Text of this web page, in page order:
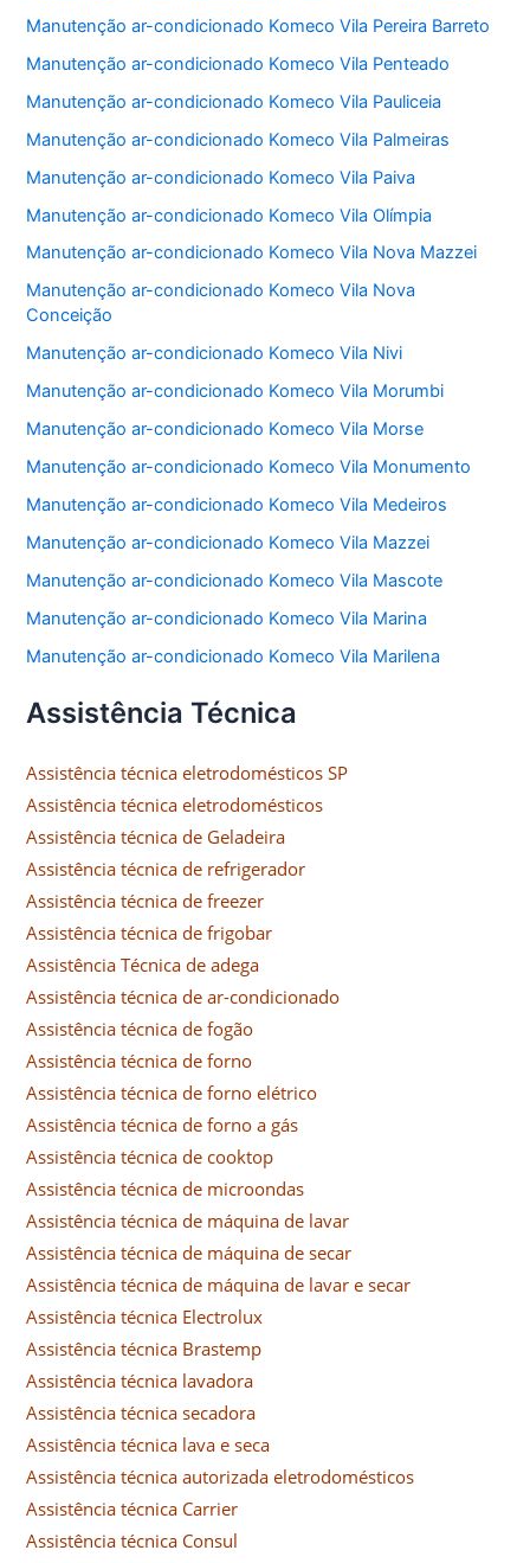
Manutenção ar-condicionado Komeco Vila Pereira Barreto
Manutenção ar-condicionado Komeco Vila Penteado
Manutenção ar-condicionado Komeco Vila Pauliceia
Manutenção ar-condicionado Komeco Vila Palmeiras
Manutenção ar-condicionado Komeco Vila Paiva
Manutenção ar-condicionado Komeco Vila Olímpia
Manutenção ar-condicionado Komeco Vila Nova Mazzei
Manutenção ar-condicionado Komeco Vila Nova
Conceição
Manutenção ar-condicionado Komeco Vila Nivi
Manutenção ar-condicionado Komeco Vila Morumbi
Manutenção ar-condicionado Komeco Vila Morse
Manutenção ar-condicionado Komeco Vila Monumento
Manutenção ar-condicionado Komeco Vila Medeiros
Manutenção ar-condicionado Komeco Vila Mazzei
Manutenção ar-condicionado Komeco Vila Mascote
Manutenção ar-condicionado Komeco Vila Marina
Manutenção ar-condicionado Komeco Vila Marilena
Assistência Técnica
Assistência técnica eletrodomésticos SP
Assistência técnica eletrodomésticos
Assistência técnica de Geladeira
Assistência técnica de refrigerador
Assistência técnica de freezer
Assistência técnica de frigobar
Assistência Técnica de adega
Assistência técnica de ar-condicionado
Assistência técnica de fogão
Assistência técnica de forno
Assistência técnica de forno elétrico
Assistência técnica de forno a gás
Assistência técnica de cooktop
Assistência técnica de microondas
Assistência técnica de máquina de lavar
Assistência técnica de máquina de secar
Assistência técnica de máquina de lavar e secar
Assistência técnica Electrolux
Assistência técnica Brastemp
Assistência técnica lavadora
Assistência técnica secadora
Assistência técnica lava e seca
Assistência técnica autorizada eletrodomésticos
Assistência técnica Carrier
Assistência técnica Consul